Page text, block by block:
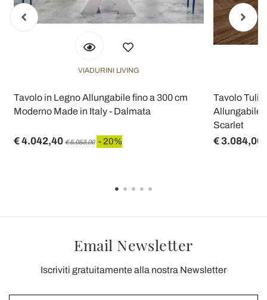
VIADURINI LIVING
Tavolo in Legno Allungabile fino a 300 cm
Moderno Made in Italy - Dalmata
€ 4.042,40 € 5.053,00 - 20%
Tavolo
Allungabile
Scarlet
€ 3.084,00
Email Newsletter
Iscriviti gratuitamente alla nostra Newsletter